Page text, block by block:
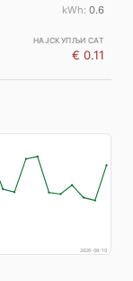
0.6
€ 0.11
2026-08-10